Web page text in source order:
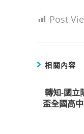
Post
相關內容
轉知-國立
盃全國高